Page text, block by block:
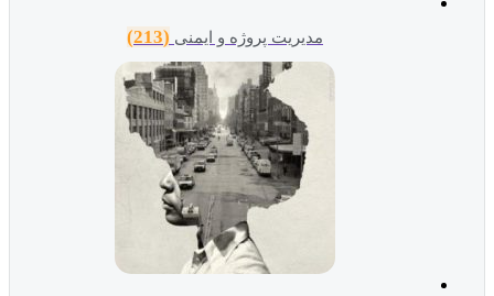
مدیریت پروژه و ایمنی (213)